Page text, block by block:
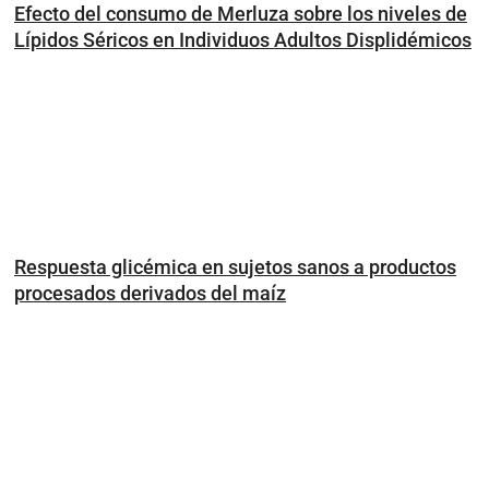
Efecto del consumo de Merluza sobre los niveles de
Lípidos Séricos en Individuos Adultos Displidémicos
Respuesta glicémica en sujetos sanos a productos
procesados derivados del maíz